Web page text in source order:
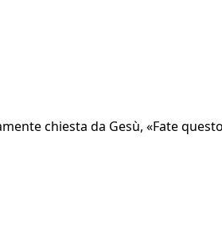
chiesta da Gesù, «Fate